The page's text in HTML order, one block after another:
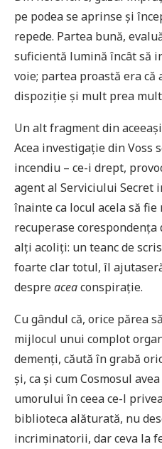
pe podea se aprinse și
repede. Partea bună,
suficientă lumină încât să
voie; partea proastă era
dispoziție și mult prea
Un alt fragment din
Acea investigație din Voss
incendiu – ce-i drept,
agent al Serviciului Secret
înainte ca locul acela să
recuperase
alți acoliți: un teanc de
foarte clar totul, îl
despreaceaconspirație.
Cu gândul că, orice părea
mijlocul unui complot
demenți, căută în grabă
și, ca și cum Cosmosul
umorului în ceea ce-l
biblioteca alăturată, nu
incriminatorii, dar ceva la